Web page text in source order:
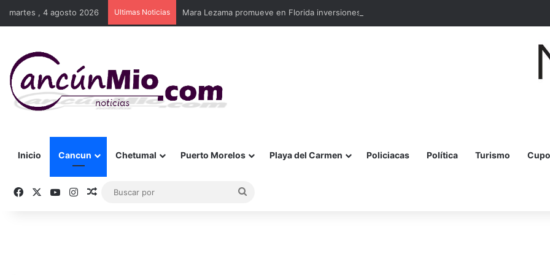
martes , 4 agosto 2026 Ultimas Noticias Mara Lezama promueve en Florida inversiones para el Distrito Financiero de Cancún
Inicio Cancun Chetumal Puerto Morelos Playa del Carmen Policiacas Política Turismo
FacebookYouTubeInstagram
Publicación al azar